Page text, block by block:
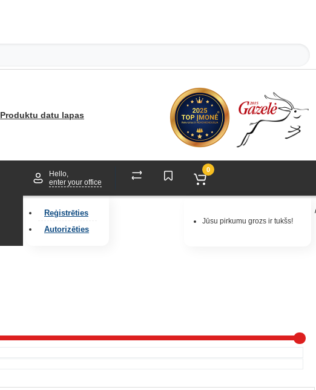
Produktu datu lapas
Hello,
enter your office
Reģistrēties
Autorizēties
0
Jūsu pirkumu grozs ir tukšs!